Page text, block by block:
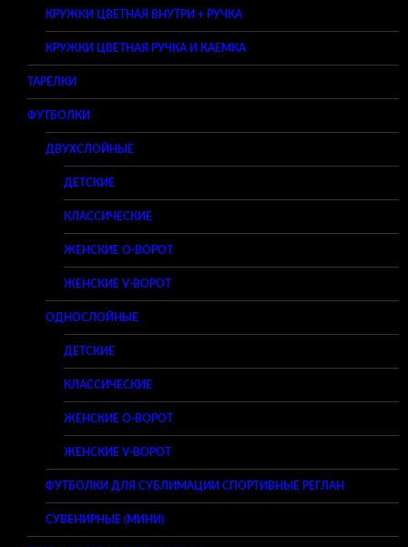
КРУЖКИ ЦВЕТНАЯ ВНУТРИ + РУЧКА
КРУЖКИ ЦВЕТНАЯ РУЧКА И КАЕМКА
ТАРЕЛКИ
ФУТБОЛКИ
ДВУХСЛОЙНЫЕ
ДЕТСКИЕ
КЛАССИЧЕСКИЕ
ЖЕНСКИЕ O-ВОРОТ
ЖЕНСКИЕ V-ВОРОТ
ОДНОСЛОЙНЫЕ
ДЕТСКИЕ
КЛАССИЧЕСКИЕ
ЖЕНСКИЕ O-ВОРОТ
ЖЕНСКИЕ V-ВОРОТ
ФУТБОЛКИ ДЛЯ СУБЛИМАЦИИ СПОРТИВНЫЕ РЕГЛАН
СУВЕНИРНЫЕ (МИНИ)